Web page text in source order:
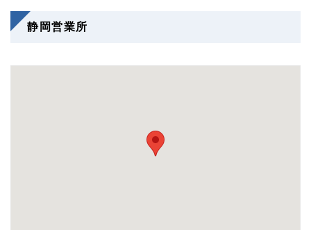
静岡営業所